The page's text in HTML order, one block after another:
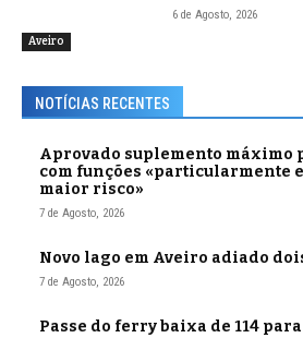
Aveiro
6 de Agosto, 2026
NOTÍCIAS RECENTES
Aprovado suplemento máximo
com funções «particularmente
maior risco»
7 de Agosto, 2026
Novo lago em Aveiro adiado
7 de Agosto, 2026
Passe do ferry baixa de 114 para